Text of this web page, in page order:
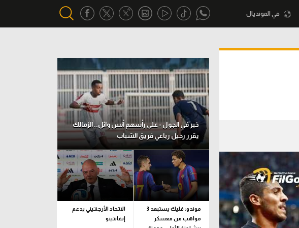
كرة طائرة
الوطن العربي
في المونديال
رياضة نسائية
أقسام خاصة
Gamers
ميركاتو
تحقيق في الجول
تقرير في الجول
تحليل في الجول
حكايات في الجول
كويز في الجول
فيديو في الجول
في المونديال
خبر في الجول - على رأسهم أنس وائل.. الزمالك
يقرر رحيل رباعي فريق الشباب
موندو: فليك يستبعد 3
مواهب من معسكر
الاتحاد الأرجنتيني يدعم
إنفانتينو